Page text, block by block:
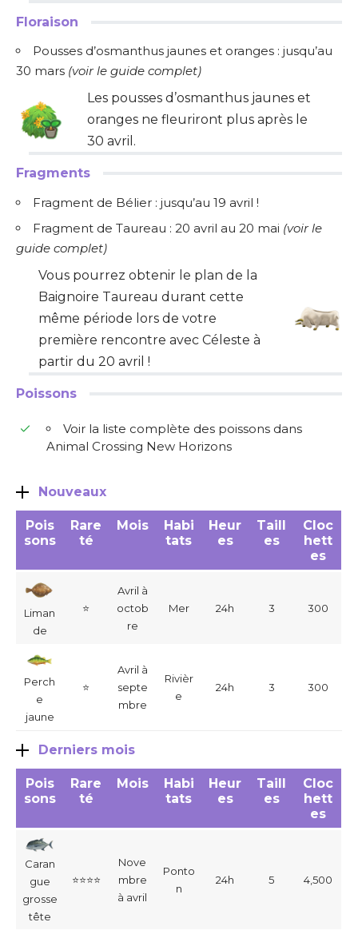
Floraison
Pousses d’osmanthus jaunes et oranges : jusqu’au
30 mars (voir le guide complet)
Les pousses d’osmanthus jaunes et
oranges ne fleuriront plus après le
30 avril.
Fragments
Fragment de Bélier : jusqu’au 19 avril !
Fragment de Taureau : 20 avril au 20 mai (voir le
guide complet)
Vous pourrez obtenir le plan de la
Baignoire Taureau durant cette
même période lors de votre
première rencontre avec Céleste à
partir du 20 avril !
Poissons
Voir la liste complète des poissons dans
Animal Crossing New Horizons
Nouveaux
Pois
sons
Rare
té
Mois
Habi
tats
Heur
es
Taill
es
Cloc
hett
es
Liman
de
⭐
Avril à
octob
re
Mer 24h 3 300
Perch
e
jaune
⭐
Avril à
septe
mbre
Rivièr
e
24h 3 300
Derniers mois
Pois
sons
Rare
té
Mois
Habi
tats
Heur
es
Taill
es
Cloc
hett
es
Caran
gue
grosse
tête
⭐⭐⭐⭐
Nove
mbre
à avril
Ponto
n
24h 5 4,500